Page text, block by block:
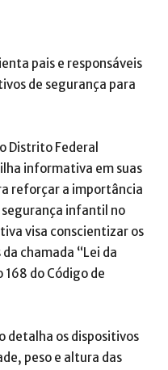
pais e responsáveis
de segurança para
Distrito Federal
informativa em suas
reforçar a importância
segurança infantil no
visa conscientizar os
chamada “Lei da
do Código de
detalha os dispositivos
peso e altura das